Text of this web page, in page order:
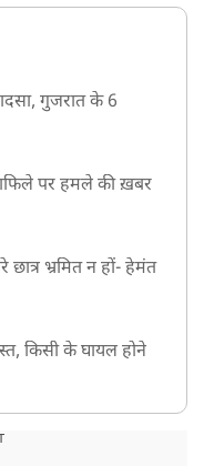
गुजरात के 6
पर हमले की ख़बर
छात्र भ्रमित न हों- हेमंत
किसी के घायल होने
नेता देवेंद्र महतो की